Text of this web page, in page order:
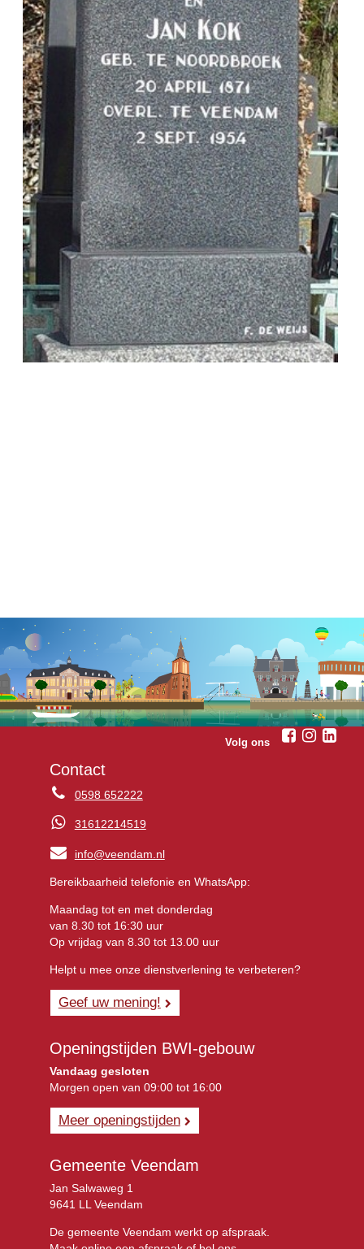
Volg ons
Contact
0598 652222
31612214519
info@veendam.nl
Bereikbaarheid telefonie en WhatsApp:
Maandag tot en met donderdag
van 8.30 tot 16:30 uur
Op vrijdag van 8.30 tot 13.00 uur
Helpt u mee onze dienstverlening te verbeteren?
Geef uw mening!
Openingstijden BWI-gebouw
Vandaag gesloten
Morgen open van 09:00 tot 16:00
Meer openingstijden
Gemeente Veendam
Jan Salwaweg 1
9641 LL Veendam
De gemeente Veendam werkt op afspraak.